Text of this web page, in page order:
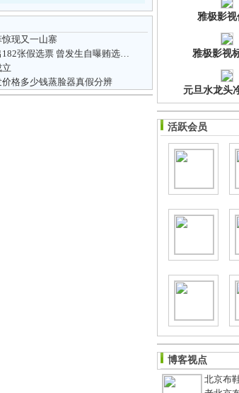
现又一山寨
居委会选举查出182张假选票 曾发生自曝贿选事件
格多少钱蒸脸器真假分辨
雅极影视
雅极影视
元旦水龙头
活跃会员
博客视点
北京布